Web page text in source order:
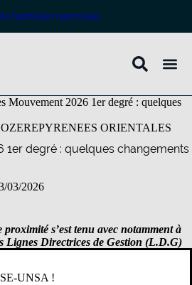
l’adhésion anticipée
Mouvement 2026 1er degré : quelques
PYRENEES ORIENTALES
1er degré : quelques changements
03/2026
s’est tenu avec notamment à
Lignes Directrices de Gestion (L.D.G)
UNSA !